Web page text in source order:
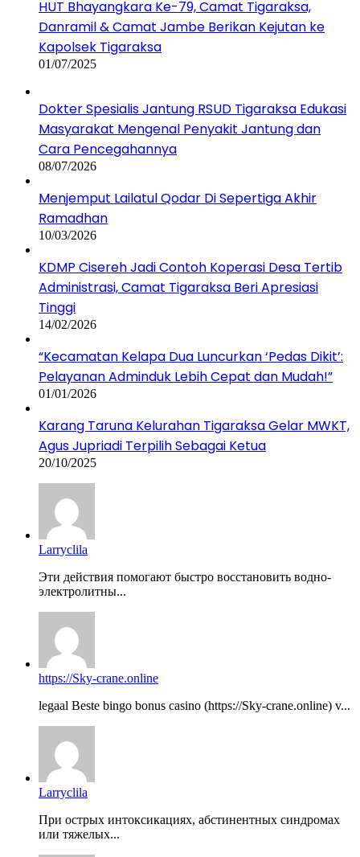
HUT Bhayangkara Ke-79, Camat Tigaraksa,
Danramil & Camat Jambe Berikan Kejutan ke
Kapolsek Tigaraksa
01/07/2025
Dokter Spesialis Jantung RSUD Tigaraksa Edukasi
Masyarakat Mengenal Penyakit Jantung dan
Cara Pencegahannya
08/07/2026
Menjemput Lailatul Qodar Di Sepertiga Akhir
Ramadhan
10/03/2026
KDMP Cisereh Jadi Contoh Koperasi Desa Tertib
Administrasi, Camat Tigaraksa Beri Apresiasi
Tinggi
14/02/2026
“Kecamatan Kelapa Dua Luncurkan ‘Pedas Dikit’:
Pelayanan Adminduk Lebih Cepat dan Mudah!”
01/01/2026
Karang Taruna Kelurahan Tigaraksa Gelar MWKT,
Agus Jupriadi Terpilih Sebagai Ketua
20/10/2025
Larryclila
Эти действия помогают быстро восстановить водно-
электролитны...
https://Sky-crane.online
legaal Beste bingo bonus casino (https://Sky-crane.online) v...
Larryclila
При острых интоксикациях, абстинентных синдромах
или тяжелых...